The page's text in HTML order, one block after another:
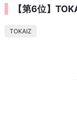
【第6位】
TOKAIZ